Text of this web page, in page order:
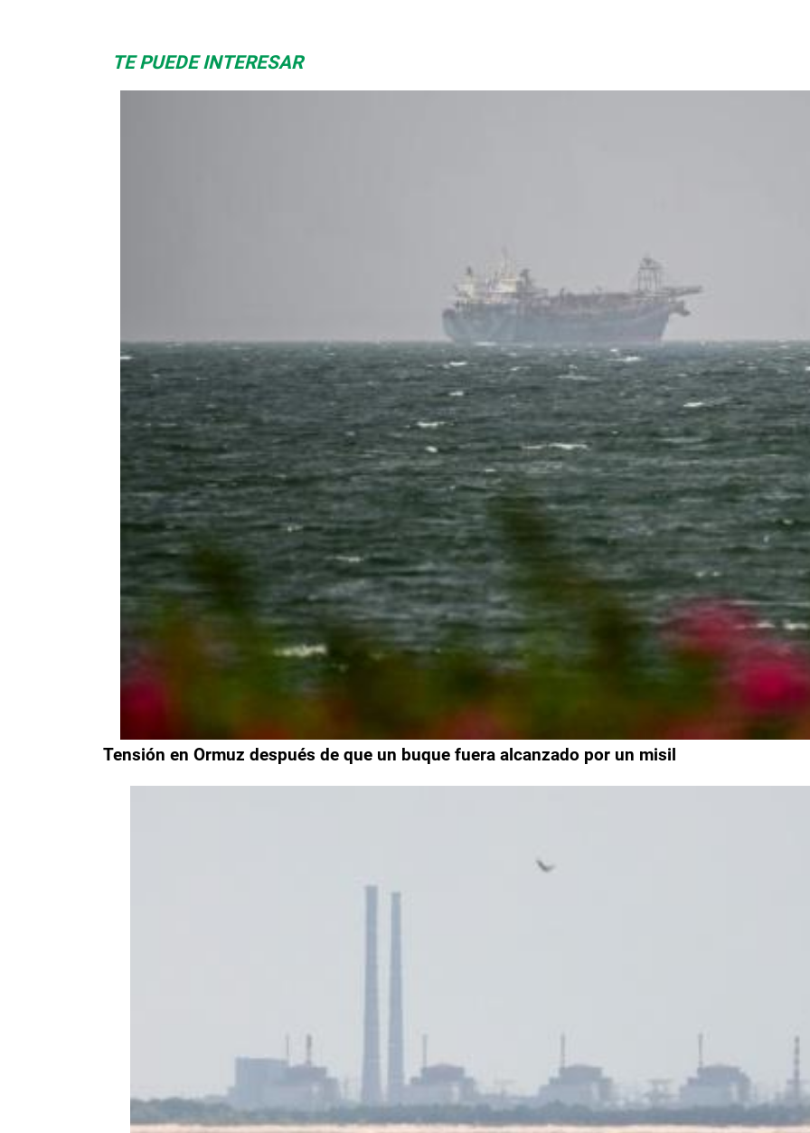
TE PUEDE INTERESAR
Tensión en Ormuz después de que un buque fuera alcanzado por un misil